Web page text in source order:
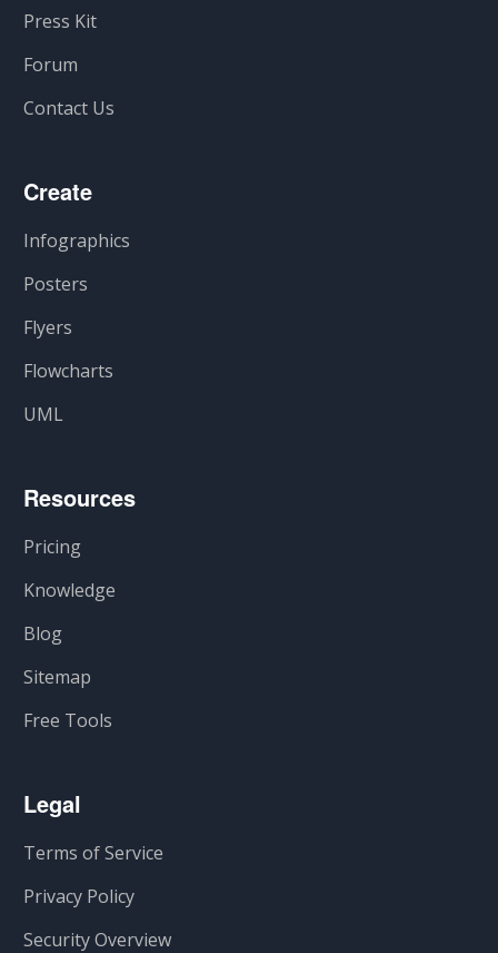
Press Kit
Forum
Contact Us
Create
Infographics
Posters
Flyers
Flowcharts
UML
Resources
Pricing
Knowledge
Blog
Sitemap
Free Tools
Legal
Terms of Service
Privacy Policy
Security Overview